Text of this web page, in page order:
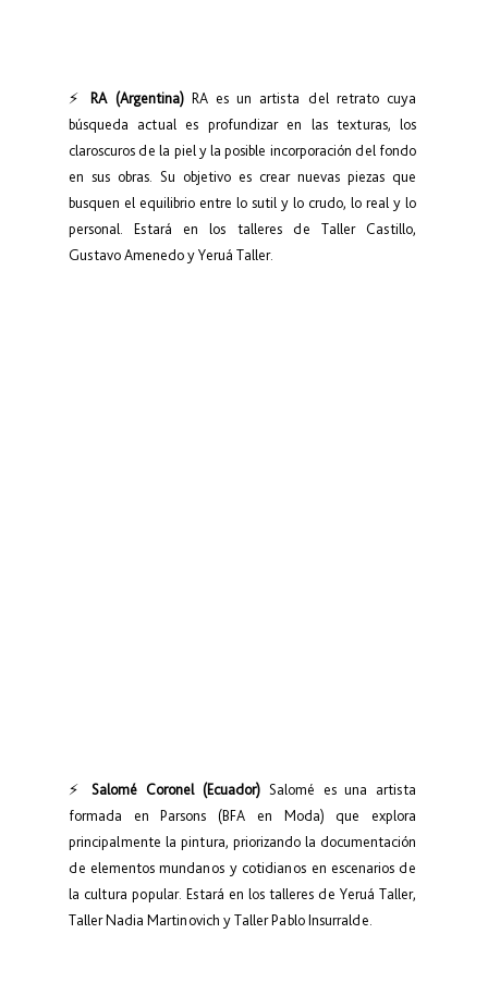
⚡ RA (Argentina) RA es un artista del retrato cuya
búsqueda actual es profundizar en las texturas, los
claroscuros de la piel y la posible incorporación del fondo
en sus obras. Su objetivo es crear nuevas piezas que
busquen el equilibrio entre lo sutil y lo crudo, lo real y lo
personal. Estará en los talleres de Taller Castillo,
Gustavo Amenedo y Yeruá Taller.
⚡ Salomé Coronel (Ecuador) Salomé es una artista
formada en Parsons (BFA en Moda) que explora
principalmente la pintura, priorizando la documentación
de elementos mundanos y cotidianos en escenarios de
la cultura popular. Estará en los talleres de Yeruá Taller,
Taller Nadia Martinovich y Taller Pablo Insurralde.